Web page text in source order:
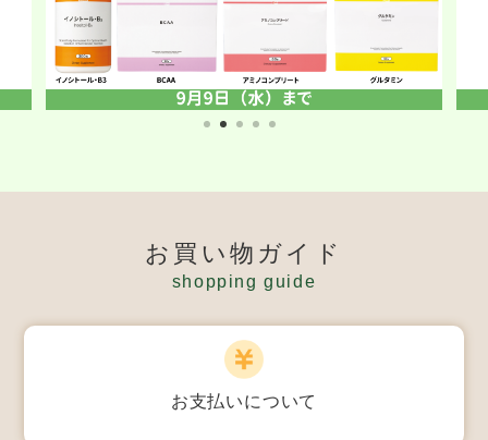
お買い物ガイド
shopping guide
お支払いについて